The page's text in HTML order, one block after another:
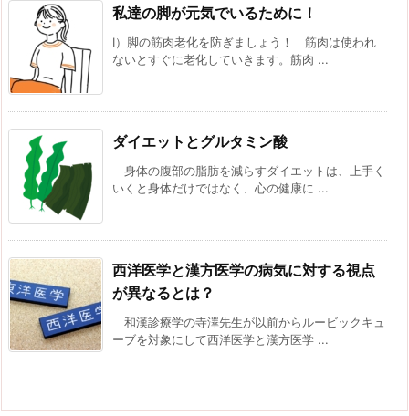
私達の脚が元気でいるために！
Ⅰ）脚の筋肉老化を防ぎましょう！ 筋肉は使われ
ないとすぐに老化していきます。筋肉 ...
ダイエットとグルタミン酸
身体の腹部の脂肪を減らすダイエットは、上手く
いくと身体だけではなく、心の健康に ...
西洋医学と漢方医学の病気に対する視点
が異なるとは？
和漢診療学の寺澤先生が以前からルービックキュ
ーブを対象にして西洋医学と漢方医学 ...